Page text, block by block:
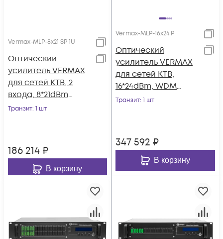
Vermax-MLP-8x21 SP 1U
Оптический
усилитель VERMAX
для сетей КТВ, 2
входа, 8*21dBm
выходов, WDM
Транзит: 1 шт
186 214 ₽
В корзину
Vermax-MLP-16x24 P
Оптический
усилитель VERMAX
для сетей КТВ,
16*24dBm, WDM
фильтр PON
Транзит: 1 шт
347 592 ₽
В корзину